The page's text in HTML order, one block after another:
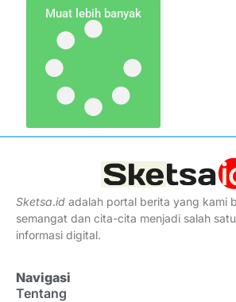
Muat lebih banyak
Sketsa.id adalah portal berita yang kami
semangat dan cita-cita menjadi salah
informasi digital.
Navigasi
Tentang